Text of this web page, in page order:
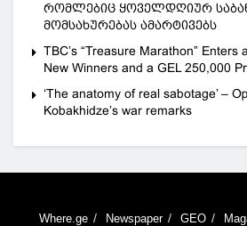
რომლებიც ყოველდღიურ
მომსახურებას ამარტივებს
TBC’s “Treasure Marathon” Enters
New Winners and a GEL 250,000
‘The anatomy of real sabotage’ –
Kobakhidze’s war remarks
Where.ge Newspaper GEO